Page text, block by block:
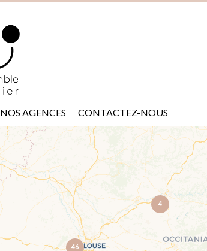
NOS AGENCES CONTACTEZ-NOUS
4
46